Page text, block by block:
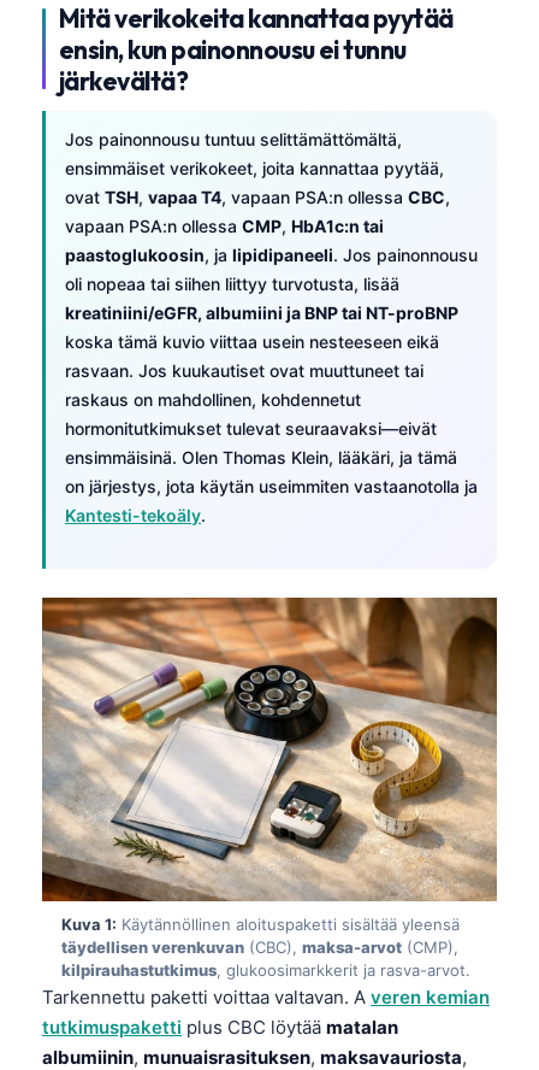
Mitä verikokeita kannattaa pyytää
ensin, kun painonnousu ei tunnu
järkevältä?
Jos painonnousu tuntuu selittämättömältä,
ensimmäiset verikokeet, joita kannattaa pyytää,
ovat TSH, vapaa T4, vapaan PSA:n ollessa CBC,
vapaan PSA:n ollessa CMP, HbA1c:n tai
paastoglukoosin, ja lipidipaneeli. Jos painonnousu
oli nopeaa tai siihen liittyy turvotusta, lisää
kreatiniini/eGFR, albumiini ja BNP tai NT-proBNP
koska tämä kuvio viittaa usein nesteeseen eikä
rasvaan. Jos kuukautiset ovat muuttuneet tai
raskaus on mahdollinen, kohdennetut
hormonitutkimukset tulevat seuraavaksi—eivät
ensimmäisinä. Olen Thomas Klein, lääkäri, ja tämä
on järjestys, jota käytän useimmiten vastaanotolla ja
Kantesti-tekoäly.
Kuva 1: Käytännöllinen aloituspaketti sisältää yleensä
täydellisen verenkuvan (CBC), maksa-arvot (CMP),
kilpirauhastutkimus, glukoosimarkkerit ja rasva-arvot.
Tarkennettu paketti voittaa valtavan. A veren kemian
tutkimuspaketti plus CBC löytää matalan
albumiinin, munuaisrasituksen, maksavauriosta,